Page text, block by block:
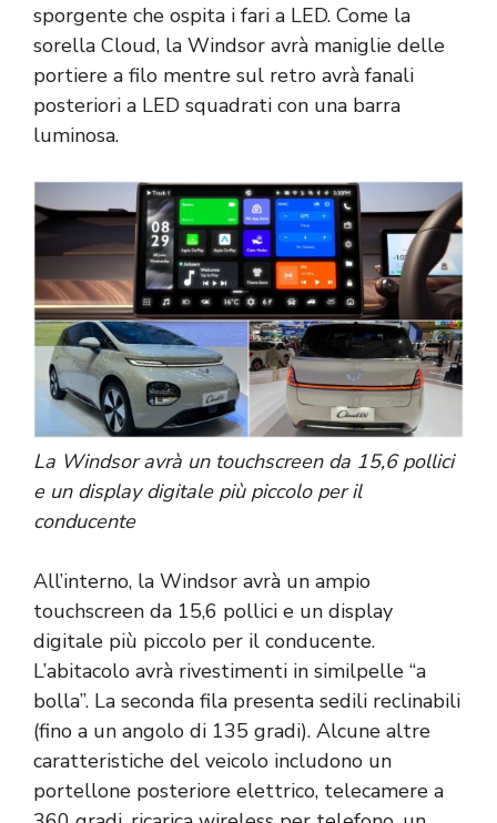
sporgente che ospita i fari a LED. Come la
sorella Cloud, la Windsor avrà maniglie delle
portiere a filo mentre sul retro avrà fanali
posteriori a LED squadrati con una barra
luminosa.
La Windsor avrà un touchscreen da 15,6 pollici
e un display digitale più piccolo per il
conducente
All’interno, la Windsor avrà un ampio
touchscreen da 15,6 pollici e un display
digitale più piccolo per il conducente.
L’abitacolo avrà rivestimenti in similpelle “a
bolla”. La seconda fila presenta sedili reclinabili
(fino a un angolo di 135 gradi). Alcune altre
caratteristiche del veicolo includono un
portellone posteriore elettrico, telecamere a